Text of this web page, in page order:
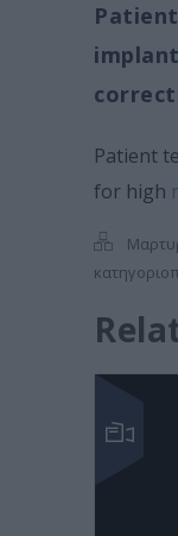
Patient
for high